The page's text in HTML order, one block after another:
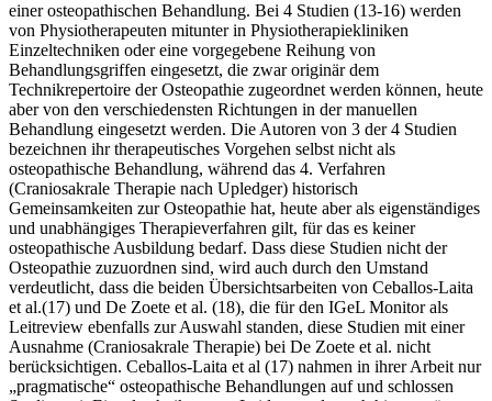
einer osteopathischen Behandlung. Bei 4 Studien (13-16) werden
von Physiotherapeuten mitunter in Physiotherapiekliniken
Einzeltechniken oder eine vorgegebene Reihung von
Behandlungsgriffen eingesetzt, die zwar originär dem
Technikrepertoire der Osteopathie zugeordnet werden können, heute
aber von den verschiedensten Richtungen in der manuellen
Behandlung eingesetzt werden. Die Autoren von 3 der 4 Studien
bezeichnen ihr therapeutisches Vorgehen selbst nicht als
osteopathische Behandlung, während das 4. Verfahren
(Craniosakrale Therapie nach Upledger) historisch
Gemeinsamkeiten zur Osteopathie hat, heute aber als eigenständiges
und unabhängiges Therapieverfahren gilt, für das es keiner
osteopathische Ausbildung bedarf. Dass diese Studien nicht der
Osteopathie zuzuordnen sind, wird auch durch den Umstand
verdeutlicht, dass die beiden Übersichtsarbeiten von Ceballos-Laita
et al.(17) und De Zoete et al. (18), die für den IGeL Monitor als
Leitreview ebenfalls zur Auswahl standen, diese Studien mit einer
Ausnahme (Craniosakrale Therapie) bei De Zoete et al. nicht
berücksichtigen. Ceballos-Laita et al (17) nahmen in ihrer Arbeit nur
„pragmatische“ osteopathische Behandlungen auf und schlossen